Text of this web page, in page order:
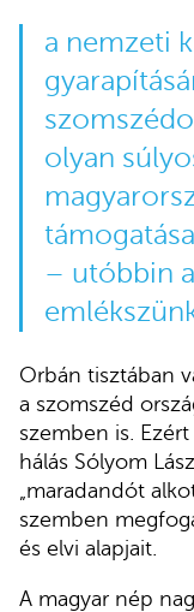
a nemzeti
olyan
– utóbbin
Orbán tisztában
a szomszéd
szemben is.
hálás Sólyom
„maradandót
szemben
és elvi alapjait.
A magyar nép